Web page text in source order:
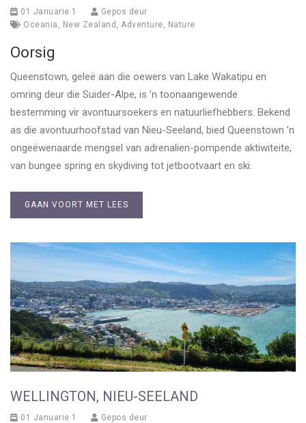
01 Januarie 1
Gepos deur
Oceania , New Zealand , Adventure, Nature
Oorsig
Queenstown, geleë aan die oewers van Lake Wakatipu en
omring deur die Suider-Alpe, is ’n toonaangewende
bestemming vir avontuursoekers en natuurliefhebbers. Bekend
as die avontuurhoofstad van Nieu-Seeland, bied Queenstown ’n
ongeëwenaarde mengsel van adrenalien-pompende aktiwiteite,
van bungee spring en skydiving tot jetbootvaart en ski.
GAAN VOORT MET LEES
WELLINGTON, NIEU-SEELAND
01 Januarie 1
Gepos deur